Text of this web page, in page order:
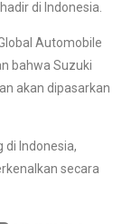
di Indonesia.
Automobile
bahwa Suzuki
akan dipasarkan
di Indonesia,
secara